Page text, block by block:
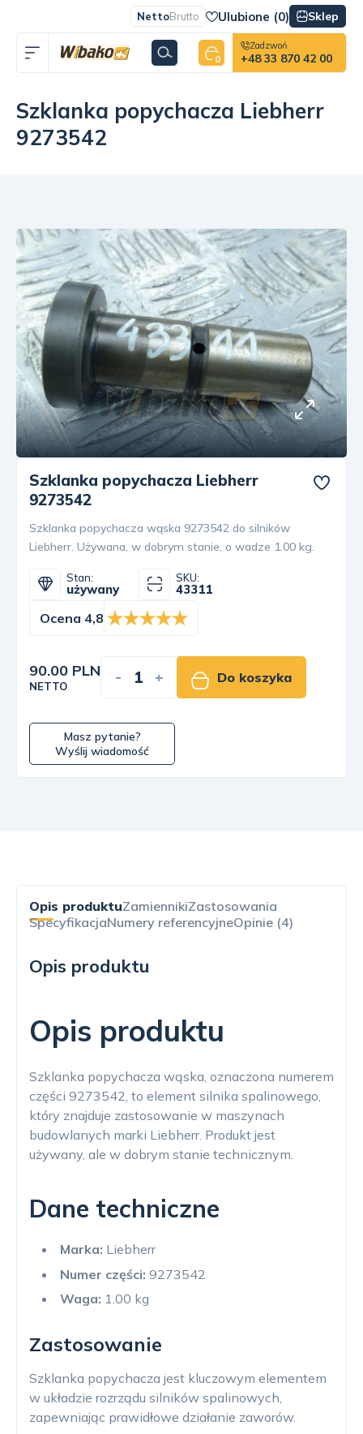
NettoBrutto Ulubione (0) Sklep
0
Zadzwoń
+48 33 870 42 00
Szklanka popychacza Liebherr
9273542
Szklanka popychacza Liebherr
9273542
Szklanka popychacza wąska 9273542 do silników
Liebherr. Używana, w dobrym stanie, o wadze 1.00 kg.
Stan:
używany
SKU:
43311
Ocena 4,8
90.00 PLN
NETTO - + Do koszyka
Masz pytanie?
Wyślij wiadomość
Opis produktuZamiennikiZastosowania
SpecyfikacjaNumery referencyjneOpinie (4)
Opis produktu
Opis produktu
Szklanka popychacza wąska, oznaczona numerem
części 9273542, to element silnika spalinowego,
który znajduje zastosowanie w maszynach
budowlanych marki Liebherr. Produkt jest
używany, ale w dobrym stanie technicznym.
Dane techniczne
Marka: Liebherr
Numer części: 9273542
Waga: 1.00 kg
Zastosowanie
Szklanka popychacza jest kluczowym elementem
w układzie rozrządu silników spalinowych,
zapewniając prawidłowe działanie zaworów.